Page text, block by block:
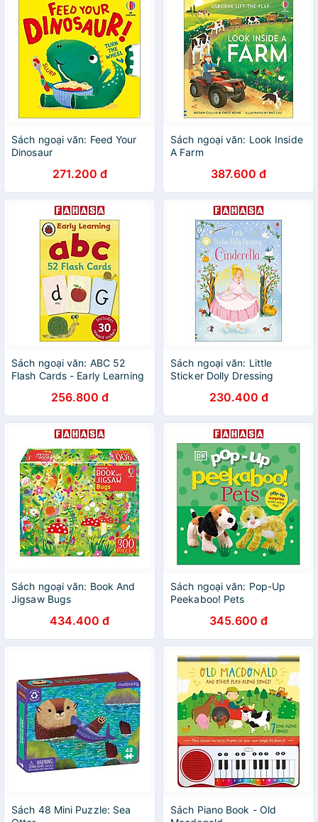
Sách ngoại văn: Feed Your
Dinosaur
271.200 đ
Sách ngoại văn: Look Inside
A Farm
387.600 đ
Sách ngoại văn: ABC 52
Flash Cards - Early Learning
256.800 đ
Sách ngoại văn: Little
Sticker Dolly Dressing
230.400 đ
Sách ngoại văn: Book And
Jigsaw Bugs
434.400 đ
Sách ngoại văn: Pop-Up
Peekaboo! Pets
345.600 đ
Sách 48 Mini Puzzle: Sea
Sách Piano Book - Old